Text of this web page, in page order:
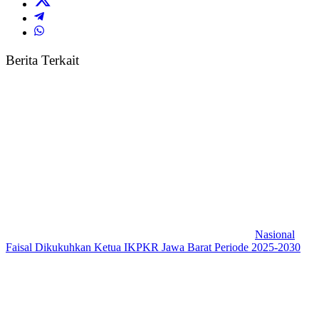
Berita Terkait
Nasional
Faisal Dikukuhkan Ketua IKPKR Jawa Barat Periode 2025-2030